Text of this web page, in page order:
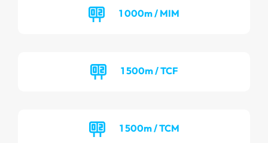
1 000m / MIM
1 500m / TCF
1 500m / TCM